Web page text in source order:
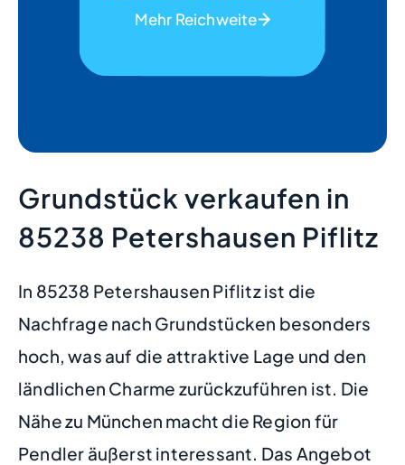
Mehr Reichweite
Grundstück verkaufen in
85238 Petershausen Piflitz
In 85238 Petershausen Piflitz ist die
Nachfrage nach Grundstücken besonders
hoch, was auf die attraktive Lage und den
ländlichen Charme zurückzuführen ist. Die
Nähe zu München macht die Region für
Pendler äußerst interessant. Das Angebot